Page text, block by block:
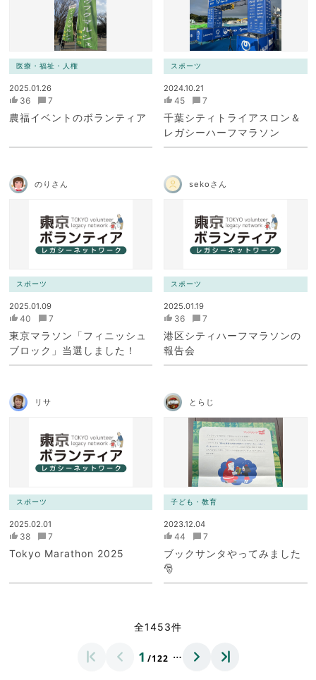
医療・福祉・人権
2025.01.26
36 7
農福イベントのボランティア
スポーツ
2024.10.21
45 7
千葉シティトライアスロン＆
レガシーハーフマラソン
のりさん
スポーツ
2025.01.09
40 7
東京マラソン「フィニッシュ
ブロック」当選しました！
sekoさん
スポーツ
2025.01.19
36 7
港区シティハーフマラソンの
報告会
リサ
スポーツ
2025.02.01
38 7
Tokyo Marathon 2025
とらじ
子ども・教育
2023.12.04
44 7
ブックサンタやってみました
🎅
全1453件
1 /122 …